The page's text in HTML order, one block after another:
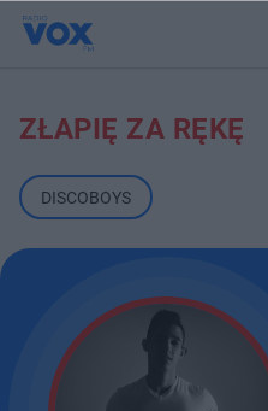
ZŁAPIĘ ZA RĘKĘ
DISCOBOYS